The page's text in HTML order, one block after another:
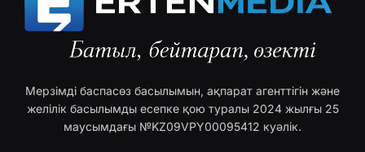
Мерзімді баспасөз басылымын, ақпарат агенттігін және
желілік басылымды есепке қою туралы 2024 жылғы 25
маусымдағы №KZ09VPY00095412 куәлік.